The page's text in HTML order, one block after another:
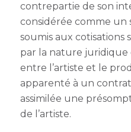
contrepartie de son
considérée comme un
soumis aux cotisations
par la nature
entre l’artiste et le
apparenté à un
assimilée une
de l’artiste.